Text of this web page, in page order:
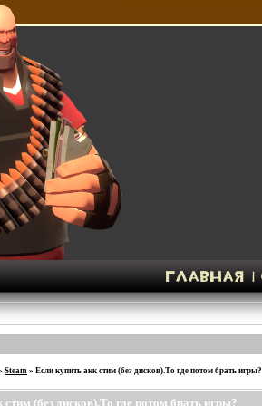
Steam » Если купить акк стим (без дисков).То где потом брать игры?
стим (без дисков).То где потом брать игры?